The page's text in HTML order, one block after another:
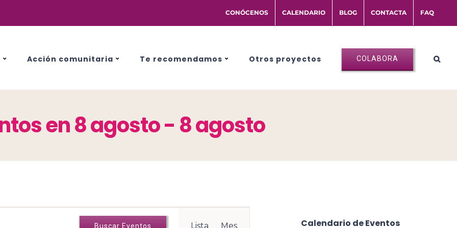
CONÓCENOS CALENDARIO BLOG CONTACTA FAQ
Acción comunitaria Te recomendamos Otros proyectos COLABORA
en 8 agosto - 8 agosto
Buscar Eventos Lista Mes Calendario de Eventos